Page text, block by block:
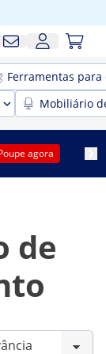
Ferramentas para
Mobiliário
agora
de